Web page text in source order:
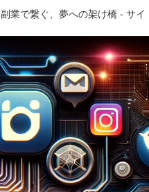
副業で繋ぐ、夢への架け橋 - サ